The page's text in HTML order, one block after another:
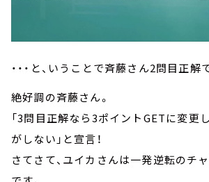
・・・と、いうことで斉藤さん2問目正解
絶好調の斉藤さん。
「3問目正解なら3ポイントGETに変更
がしない」と宣言！
さてさて、ユイカさんは一発逆転のチ